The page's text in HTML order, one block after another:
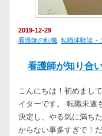
2019-12-29
看護師の転職 転職体験談・
看護師が知り合
こんにちは！初めまし
イターです。 転職未遂
決定し、やる気に満ち
からない事多すぎで！